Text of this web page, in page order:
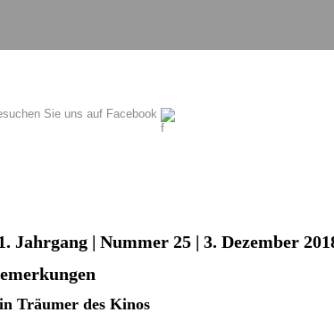
Sie uns auf Facebook
Jahrgang | Nummer 25 | 3. Dezember
Träumer des Kinos